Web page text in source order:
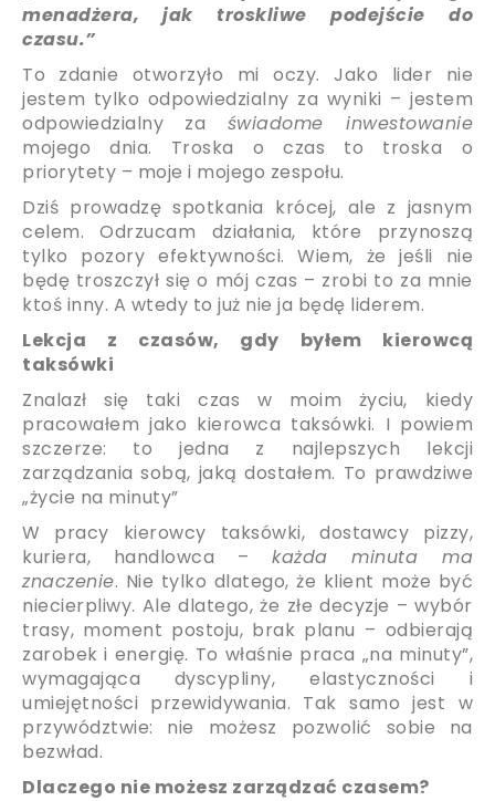
menadżera, jak troskliwe podejście do
czasu.”
To zdanie otworzyło mi oczy. Jako lider nie
jestem tylko odpowiedzialny za wyniki – jestem
odpowiedzialny za świadome inwestowanie
mojego dnia. Troska o czas to troska o
priorytety – moje i mojego zespołu.
Dziś prowadzę spotkania krócej, ale z jasnym
celem. Odrzucam działania, które przynoszą
tylko pozory efektywności. Wiem, że jeśli nie
będę troszczył się o mój czas – zrobi to za mnie
ktoś inny. A wtedy to już nie ja będę liderem.
Lekcja z czasów, gdy byłem kierowcą
taksówki
Znalazł się taki czas w moim życiu, kiedy
pracowałem jako kierowca taksówki. I powiem
szczerze: to jedna z najlepszych lekcji
zarządzania sobą, jaką dostałem. To prawdziwe
„życie na minuty”
W pracy kierowcy taksówki, dostawcy pizzy,
kuriera, handlowca –każda minuta ma
znaczenie. Nie tylko dlatego, że klient może być
niecierpliwy. Ale dlatego, że złe decyzje – wybór
trasy, moment postoju, brak planu – odbierają
zarobek i energię. To właśnie praca „na minuty”,
wymagająca dyscypliny, elastyczności i
umiejętności przewidywania. Tak samo jest w
przywództwie: nie możesz pozwolić sobie na
bezwład.
Dlaczego nie możesz zarządzać czasem?